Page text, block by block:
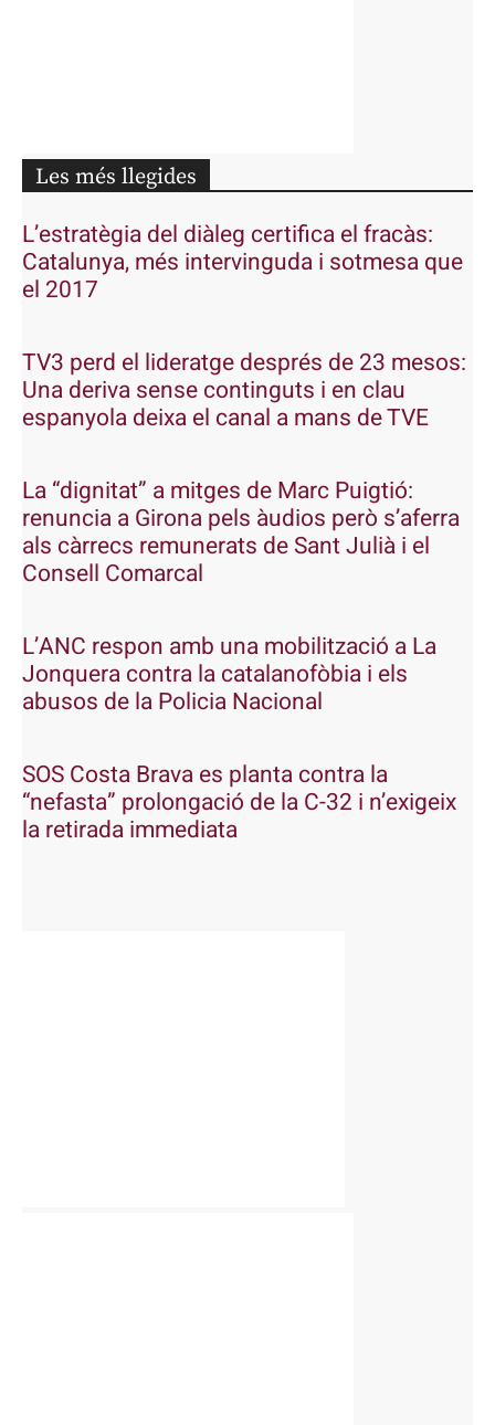
Les més llegides
L’estratègia del diàleg certifica el fracàs:
Catalunya, més intervinguda i sotmesa que
el 2017
TV3 perd el lideratge després de 23 mesos:
Una deriva sense continguts i en clau
espanyola deixa el canal a mans de TVE
La “dignitat” a mitges de Marc Puigtió:
renuncia a Girona pels àudios però s’aferra
als càrrecs remunerats de Sant Julià i el
Consell Comarcal
L’ANC respon amb una mobilització a La
Jonquera contra la catalanofòbia i els
abusos de la Policia Nacional
SOS Costa Brava es planta contra la
“nefasta” prolongació de la C-32 i n’exigeix
la retirada immediata